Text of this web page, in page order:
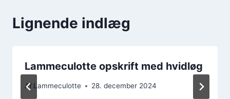
Lignende indlæg
Lammeculotte opskrift med hvidløg
Af Lammeculotte 28. december 2024